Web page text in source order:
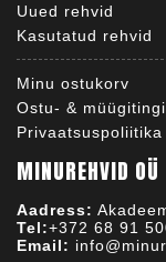
Uued rehvid
Kasutatud rehvid
Minu ostukorv
Ostu- &
Privaatsuspoliitika
MINUREHVID OÜ
Aadress:
Tel:+372 68 91
Email: